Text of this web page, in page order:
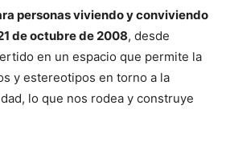
personas viviendo y conviviendo
de octubre de 2008, desde
en un espacio que permite la
y estereotipos en torno a la
lo que nos rodea y construye